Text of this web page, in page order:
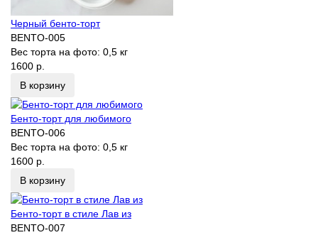
Черный бенто-торт
BENTO-005
Вес торта на фото: 0,5 кг
1600 р.
В корзину
Бенто-торт для любимого
BENTO-006
Вес торта на фото: 0,5 кг
1600 р.
В корзину
Бенто-торт в стиле Лав из
BENTO-007